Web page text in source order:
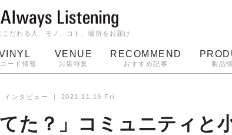
こだわる人、モノ、コト、場所をお届け
ード情報
VENUE
お店特集
RECOMMEND
おすすめ記事 製品
ターンテーブル
インタビュー ｜ 2021.11.19 Fri
た？」コミュニティと